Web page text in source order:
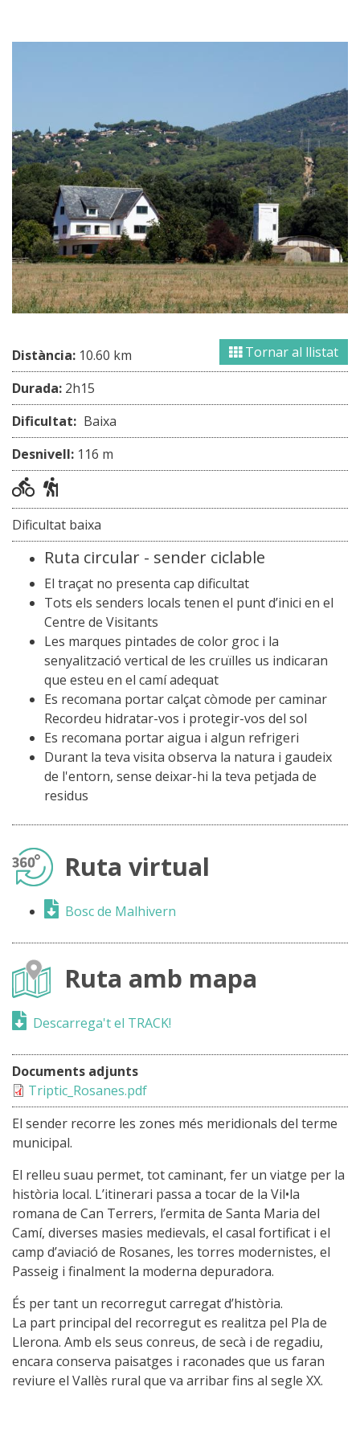
Tornar al llistat
Distància: 10.60 km
Durada: 2h15
Dificultat: Baixa
Desnivell: 116 m
Dificultat baixa
Ruta circular - sender ciclable
El traçat no presenta cap dificultat
Tots els senders locals tenen el punt d’inici en el
Centre de Visitants
Les marques pintades de color groc i la
senyalització vertical de les cruïlles us indicaran
que esteu en el camí adequat
Es recomana portar calçat còmode per caminar
Recordeu hidratar-vos i protegir-vos del sol
Es recomana portar aigua i algun refrigeri
Durant la teva visita observa la natura i gaudeix
de l'entorn, sense deixar-hi la teva petjada de
residus
Ruta virtual
Bosc de Malhivern
Ruta amb mapa
Descarrega't el TRACK!
Documents adjunts
Triptic_Rosanes.pdf
El sender recorre les zones més meridionals del terme
municipal.
El relleu suau permet, tot caminant, fer un viatge per la
història local. L’itinerari passa a tocar de la Vil•la
romana de Can Terrers, l’ermita de Santa Maria del
Camí, diverses masies medievals, el casal fortificat i el
camp d’aviació de Rosanes, les torres modernistes, el
Passeig i finalment la moderna depuradora.
És per tant un recorregut carregat d’història.
La part principal del recorregut es realitza pel Pla de
Llerona. Amb els seus conreus, de secà i de regadiu,
encara conserva paisatges i raconades que us faran
reviure el Vallès rural que va arribar fins al segle XX.